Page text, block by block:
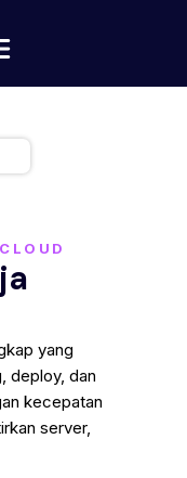
yang
deploy, dan
kecepatan
server,